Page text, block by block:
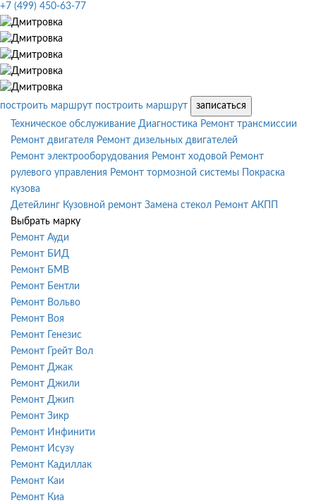
+7 (499) 450-63-77
построить маршрут построить маршрут
записаться
Техническое обслуживание Диагностика Ремонт трансмиссии
Ремонт двигателя Ремонт дизельных двигателей
Ремонт электрооборудования Ремонт ходовой Ремонт
рулевого управления Ремонт тормозной системы
Покраска
кузова
Детейлинг Кузовной ремонт Замена стекол Ремонт АКПП
Выбрать марку
Ремонт Ауди
Ремонт БИД
Ремонт БМВ
Ремонт Бентли
Ремонт Вольво
Ремонт Воя
Ремонт Генезис
Ремонт Грейт Вол
Ремонт Джак
Ремонт Джили
Ремонт Джип
Ремонт Зикр
Ремонт Инфинити
Ремонт Исузу
Ремонт Кадиллак
Ремонт Каи
Ремонт Киа